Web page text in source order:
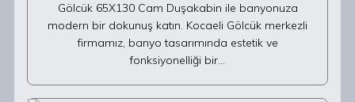
Gölcük 65X130 Cam Duşakabin ile banyonuza
modern bir dokunuş katın. Kocaeli Gölcük merkezli
firmamız, banyo tasarımında estetik ve
fonksiyonelliği bir…